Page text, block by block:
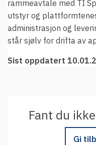
rammeavtale med TI
utstyr og
administrasjon og
står sjølv for drifta av
Sist oppdatert
Fant du
Gi